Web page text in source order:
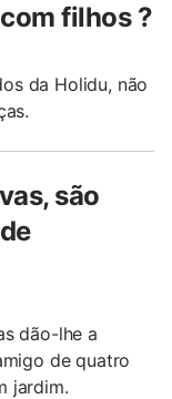
filhos ?
da Holidu, não
são
dão-lhe a
de quatro
jardim.